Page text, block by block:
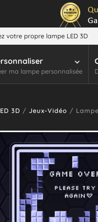
votre propre lampe LED 3D
ma lampe personnalisée
3D / Jeux-Vidéo /